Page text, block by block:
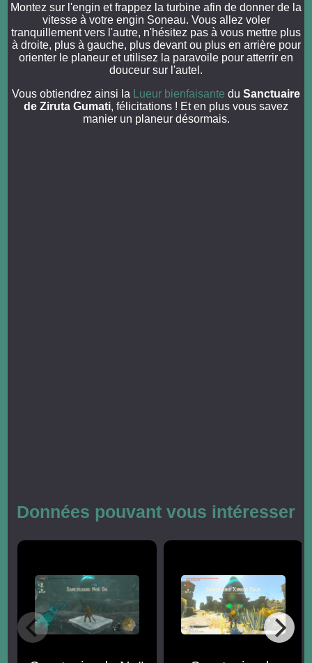
Montez sur l'engin et frappez la turbine afin de donner de la
vitesse à votre engin Soneau. Vous allez voler
tranquillement vers l'autre, n'hésitez pas à vous mettre plus
à droite, plus à gauche, plus devant ou plus en arrière pour
orienter le planeur et utilisez la paravoile pour atterrir en
douceur sur l'autel.
Vous obtiendrez ainsi la
Lueur bienfaisante du Sanctuaire
de Ziruta Gumati, félicitations ! Et en plus vous savez
manier un planeur désormais.
Données pouvant vous intéresser